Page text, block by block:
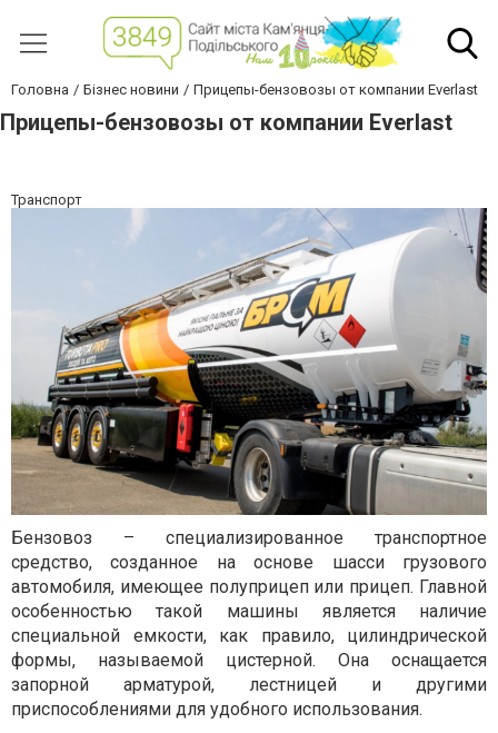
Головна Бізнес новини Прицепы-бензовозы от компании Everlast
Прицепы-бензовозы от компании Everlast
Транспорт
Бензовоз – специализированное транспортное
средство, созданное на основе шасси грузового
автомобиля, имеющее полуприцеп или прицеп. Главной
особенностью такой машины является наличие
специальной емкости, как правило, цилиндрической
формы, называемой цистерной. Она оснащается
запорной арматурой, лестницей и другими
приспособлениями для удобного использования.